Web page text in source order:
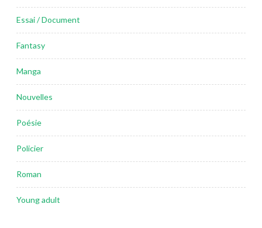
Essai / Document
Fantasy
Manga
Nouvelles
Poésie
Policier
Roman
Young adult